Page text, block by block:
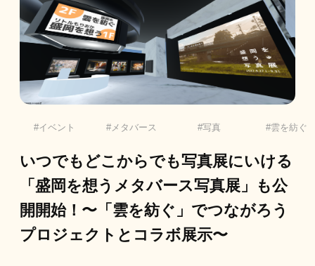
イベント メタバース 写真 雲を紡ぐ
いつでもどこからでも写真展にいける
「盛岡を想うメタバース写真展」も公
開開始！〜「雲を紡ぐ」でつながろう
プロジェクトとコラボ展示〜